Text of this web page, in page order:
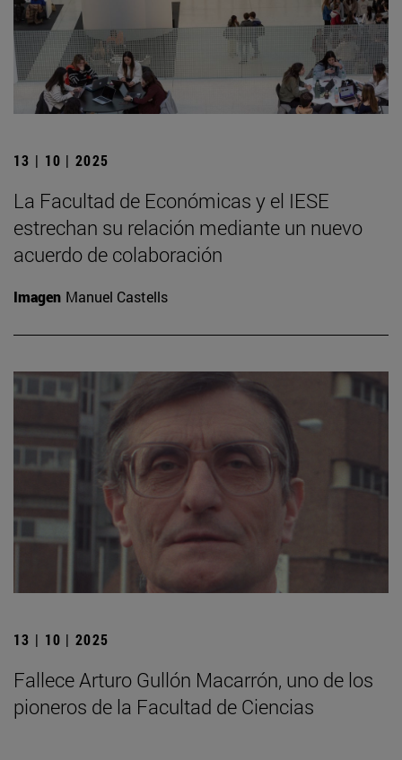
13 | 10 | 2025
La Facultad de Económicas y el IESE
estrechan su relación mediante un nuevo
acuerdo de colaboración
Imagen Manuel Castells
13 | 10 | 2025
Fallece Arturo Gullón Macarrón, uno de los
pioneros de la Facultad de Ciencias